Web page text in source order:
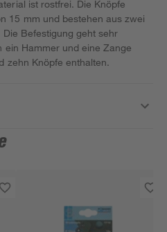
ist rostfrei. Die Knöpfe
15 mm und bestehen aus zwei
Befestigung geht sehr
Hammer und eine Zange
zehn Knöpfe enthalten.